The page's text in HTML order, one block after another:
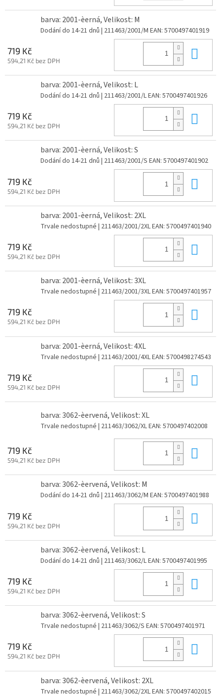
barva: 2001-èerná, Velikost: M
Dodání do 14-21 dnů | 211463/2001/M EAN: 5700497401919
719 Kč
594,21 Kč bez DPH
barva: 2001-èerná, Velikost: L
Dodání do 14-21 dnů | 211463/2001/LEAN: 5700497401926
719 Kč
594,21 Kč bez DPH
barva: 2001-èerná, Velikost: S
Dodání do 14-21 dnů | 211463/2001/S EAN: 5700497401902
719 Kč
594,21 Kč bez DPH
barva: 2001-èerná, Velikost: 2XL
Trvale nedostupné | 211463/2001/2XLEAN: 5700497401940
719 Kč
594,21 Kč bez DPH
barva: 2001-èerná, Velikost: 3XL
Trvale nedostupné | 211463/2001/3XLEAN: 5700497401957
719 Kč
594,21 Kč bez DPH
barva: 2001-èerná, Velikost: 4XL
Trvale nedostupné | 211463/2001/4XLEAN: 5700498274543
719 Kč
594,21 Kč bez DPH
barva: 3062-èervená, Velikost: XL
Trvale nedostupné | 211463/3062/XLEAN: 5700497402008
719 Kč
594,21 Kč bez DPH
barva: 3062-èervená, Velikost: M
Dodání do 14-21 dnů | 211463/3062/M EAN: 5700497401988
719 Kč
594,21 Kč bez DPH
barva: 3062-èervená, Velikost: L
Dodání do 14-21 dnů | 211463/3062/LEAN: 5700497401995
719 Kč
594,21 Kč bez DPH
barva: 3062-èervená, Velikost: S
Trvale nedostupné | 211463/3062/S EAN: 5700497401971
719 Kč
594,21 Kč bez DPH
barva: 3062-èervená, Velikost: 2XL
Trvale nedostupné | 211463/3062/2XLEAN: 5700497402015